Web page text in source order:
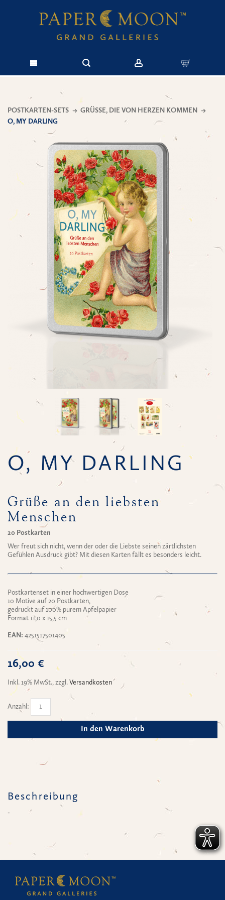
POSTKARTEN-SETS
GRÜSSE, DIE VON HERZEN KOMMEN
O, MY DARLING
O, MY DARLING
Grüße an den liebsten
Menschen
20 Postkarten
Wer freut sich nicht, wenn der oder die Liebste seinen zärtlichsten
Gefühlen Ausdruck gibt? Mit diesen Karten fällt es besonders leicht.
Postkartenset in einer hochwertigen Dose
10 Motive auf 20 Postkarten,
gedruckt auf 100% purem Apfelpapier
Format 11,0 x 15,5 cm
EAN: 4251517501405
16,00 €
Inkl. 19% MwSt., zzgl. Versandkosten
Anzahl:
In den Warenkorb
Beschreibung
-